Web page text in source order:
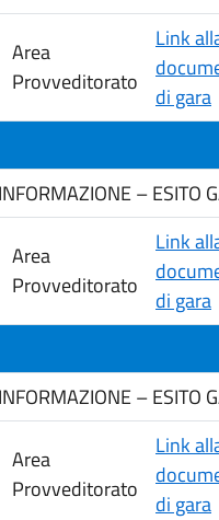
Area
Provveditorato
Link
di gara
– ESITO
Area
Provveditorato
Link
di gara
– ESITO
Area
Provveditorato
Link
di gara